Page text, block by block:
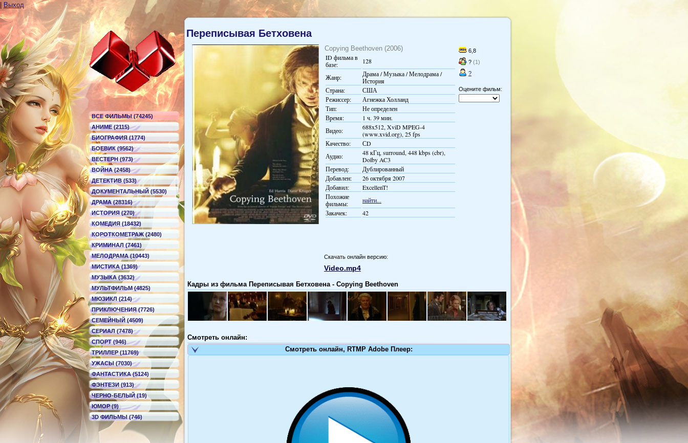
Выход
ВСЕ ФИЛЬМЫ (74245)
АНИМЕ (2115)
БИОГРАФИЯ (1774)
БОЕВИК (9562)
ВЕСТЕРН (973)
ВОЙНА (2458)
ДЕТЕКТИВ (533)
ДОКУМЕНТАЛЬНЫЙ (5530)
ДРАМА (28316)
ИСТОРИЯ (270)
КОМЕДИЯ (18432)
КОРОТКОМЕТРАЖ (2480)
КРИМИНАЛ (7461)
МЕЛОДРАМА (10443)
МИСТИКА (1369)
МУЗЫКА (3632)
МУЛЬТФИЛЬМ (4825)
МЮЗИКЛ (214)
ПРИКЛЮЧЕНИЯ (7726)
СЕМЕЙНЫЙ (4509)
СЕРИАЛ (7478)
СПОРТ (946)
ТРИЛЛЕР (11769)
УЖАСЫ (7030)
ФАНТАСТИКА (5124)
ФЭНТЕЗИ (913)
ЧЕРНО-БЕЛЫЙ (19)
ЮМОР (9)
3D ФИЛЬМЫ (746)
Переписывая Бетховена
6,8
? (1)
?
Оцените фильм:
Copying Beethoven (2006)
ID фильма в
базе:
128
Жанр:
Драма / Музыка / Мелодрама /
История
Страна:
США
Режиссер:
Агнежка Холланд
Тип:
Не определен
Время:
1 ч. 39 мин.
Видео:
688x512, XviD MPEG-4
(www.xvid.org), 25 fps
Качество:
СD
Аудио:
48 кГц, surround, 448 kbps (cbr),
Dolby AC3
Перевод:
Дублированный
Добавлен:
26 октября 2007
Добавил:
ExcellenT!
Похожие
фильмы:
найти...
Закачек:
42
Скачать онлайн версию:
Video.mp4
Кадры из фильма Переписывая Бетховена - Copying Beethoven
Смотреть онлайн:
Смотреть онлайн, RTMP Adobe Плеер: